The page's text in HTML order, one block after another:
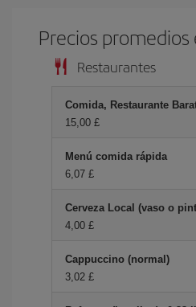
Precios
Restaurantes
Comida, Restaurante
15,00 £
Menú comida rápida
6,07 £
Cerveza Local (vaso o
4,00 £
Cappuccino (normal)
3,02 £